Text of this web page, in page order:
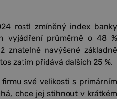
rostl zmíněný index banky
vyjádření průměrně o 48 %
znatelně navýšené základně
zatím přidává dalších 25 %.
své velikosti s primárním
chce jej stihnout v krátkém